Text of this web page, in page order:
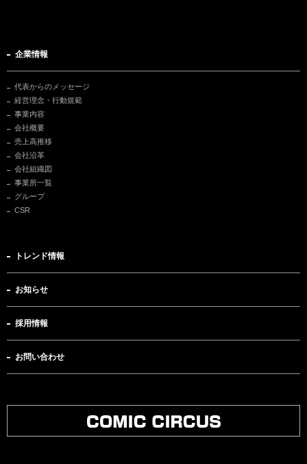
企業情報
代表からのメッセージ
経営理念・行動規範
事業内容
会社概要
売上高推移
会社沿革
会社組織図
事業所一覧
グループ
CSR
トレンド情報
お知らせ
採用情報
お問い合わせ